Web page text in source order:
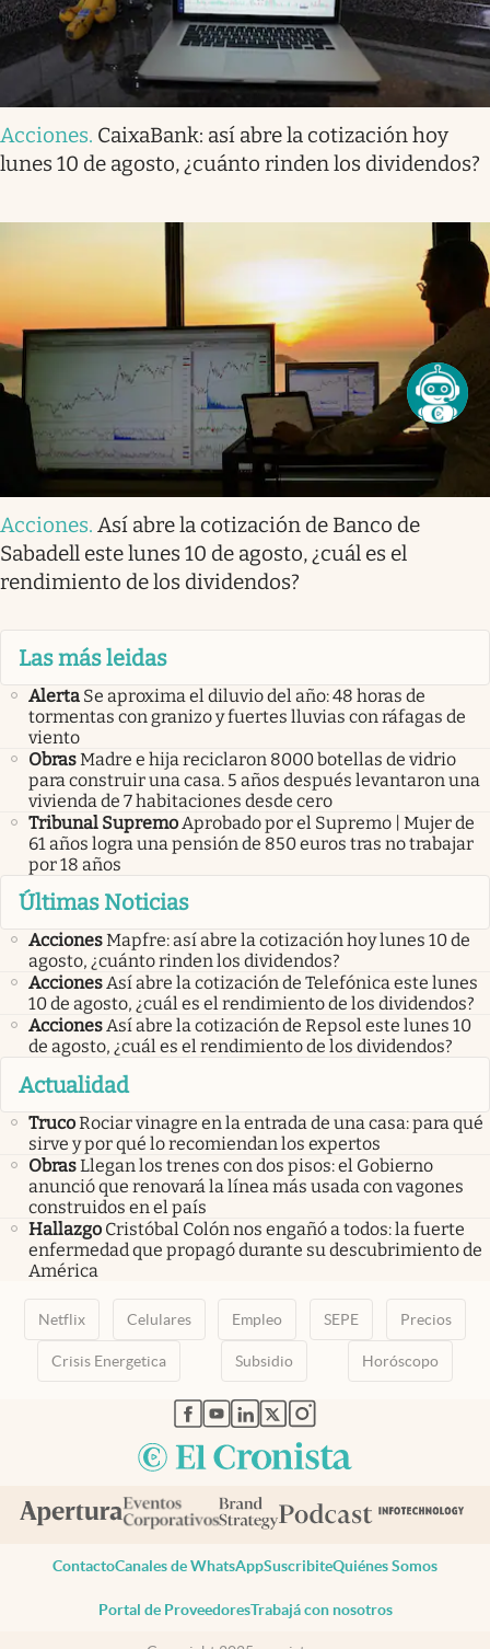
Acciones. CaixaBank: así abre la cotización hoy
lunes 10 de agosto, ¿cuánto rinden los dividendos?
Acciones. Así abre la cotización de Banco de
Sabadell este lunes 10 de agosto, ¿cuál es el
rendimiento de los dividendos?
Las más leidas
Alerta Se aproxima el diluvio del año: 48 horas de
tormentas con granizo y fuertes lluvias con ráfagas de
viento
ObrasMadre e hija reciclaron 8000 botellas de vidrio
para construir una casa. 5 años después levantaron una
vivienda de 7 habitaciones desde cero
Tribunal SupremoAprobado por el Supremo | Mujer de
61 años logra una pensión de 850 euros tras no trabajar
por 18 años
Últimas Noticias
AccionesMapfre: así abre la cotización hoy lunes 10 de
agosto, ¿cuánto rinden los dividendos?
AccionesAsí abre la cotización de Telefónica este lunes
10 de agosto, ¿cuál es el rendimiento de los dividendos?
AccionesAsí abre la cotización de Repsol este lunes 10
de agosto, ¿cuál es el rendimiento de los dividendos?
Actualidad
TrucoRociar vinagre en la entrada de una casa: para qué
sirve y por qué lo recomiendan los expertos
ObrasLlegan los trenes con dos pisos: el Gobierno
anunció que renovará la línea más usada con vagones
construidos en el país
Hallazgo Cristóbal Colón nos engañó a todos: la fuerte
enfermedad que propagó durante su descubrimiento de
América
Netflix Celulares Empleo SEPE Precios
Crisis Energetica Subsidio Horóscopo
abre en nueva pestaña
abre en nueva pestaña
abre en nueva pestaña
abre en nueva pestaña
abre en nueva pestaña
ContactoCanales de WhatsAppSuscribiteQuiénes Somos
Portal de ProveedoresTrabajá con nosotros